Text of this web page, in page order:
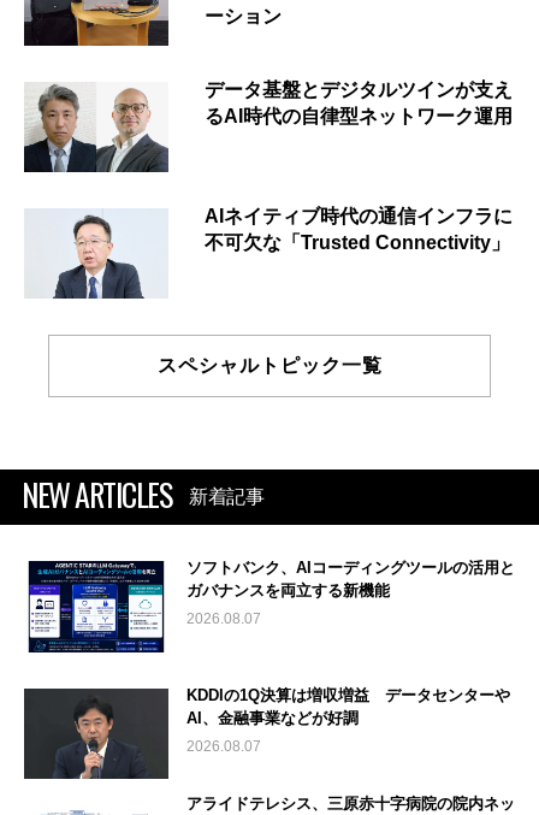
ーション
データ基盤とデジタルツインが支え
るAI時代の自律型ネットワーク運用
AIネイティブ時代の通信インフラに
不可欠な「Trusted Connectivity」
スペシャルトピック一覧
NEW ARTICLES 新着記事
ソフトバンク、AIコーディングツールの活用と
ガバナンスを両立する新機能
2026.08.07
KDDIの1Q決算は増収増益 データセンターや
AI、金融事業などが好調
2026.08.07
アライドテレシス、三原赤十字病院の院内ネッ